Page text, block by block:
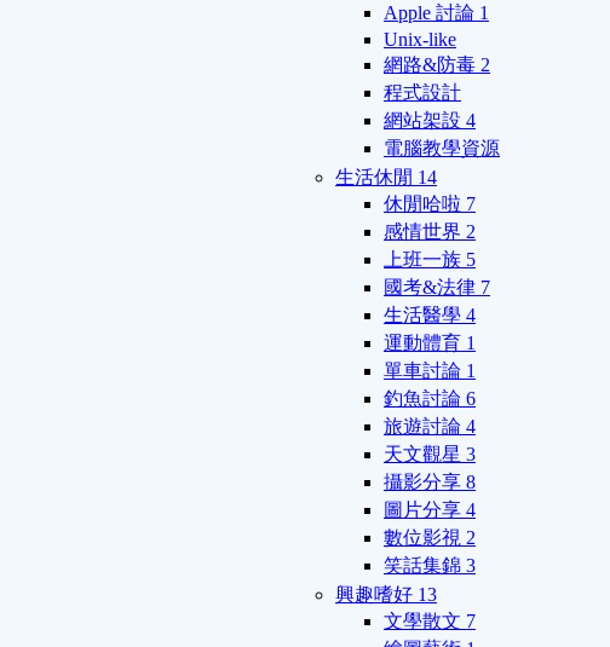
Apple 討論 1
Unix-like
網路&防毒 2
程式設計
網站架設 4
電腦教學資源
生活休閒 14
休閒哈啦 7
感情世界 2
上班一族 5
國考&法律 7
生活醫學 4
運動體育 1
單車討論 1
釣魚討論 6
旅遊討論 4
天文觀星 3
攝影分享 8
圖片分享 4
數位影視 2
笑話集錦 3
興趣嗜好 13
文學散文 7